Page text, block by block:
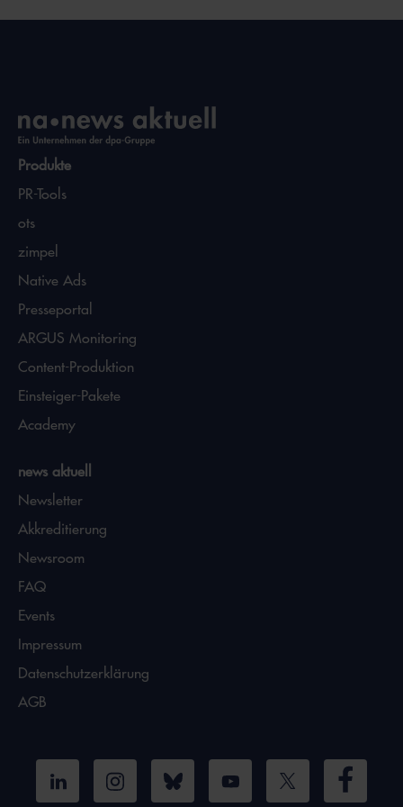
Produkte
PR-Tools
ots
zimpel
Native Ads
Presseportal
ARGUS Monitoring
Content-Produktion
Einsteiger-Pakete
Academy
news aktuell
Newsletter
Akkreditierung
Newsroom
FAQ
Events
Impressum
Datenschutzerklärung
AGB